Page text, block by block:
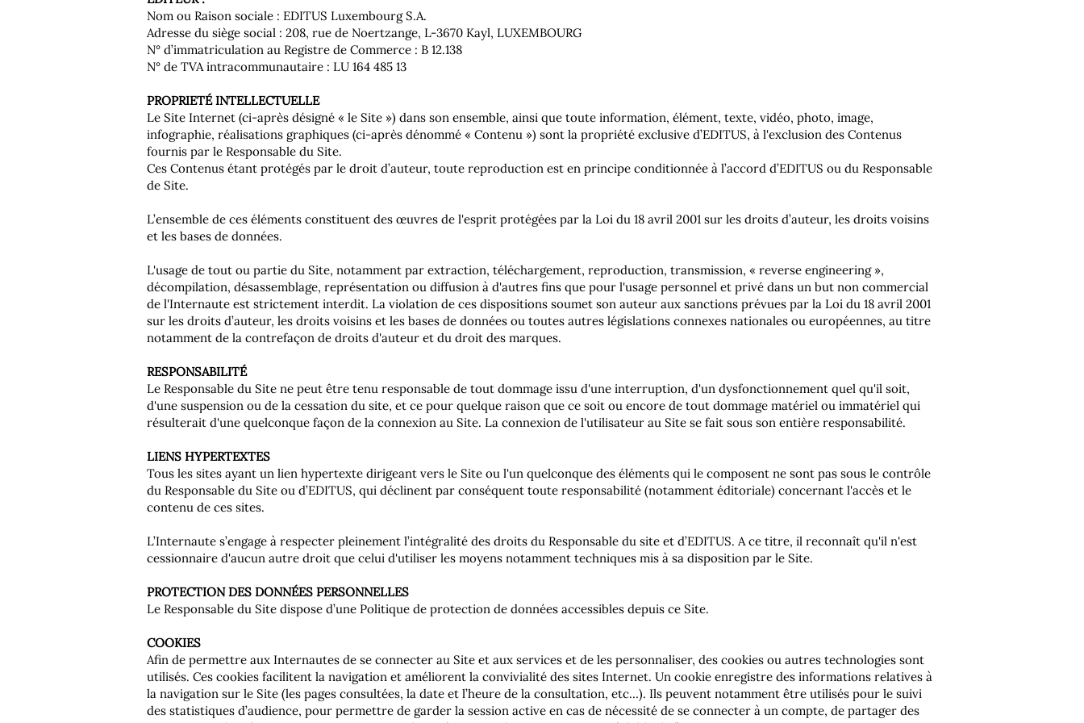
Nom ou Raison sociale : EDITUS Luxembourg S.A.
Adresse du siège social : 208, rue de Noertzange, L-3670 Kayl, LUXEMBOURG
N° d’immatriculation au Registre de Commerce : B 12.138
N° de TVA intracommunautaire : LU 164 485 13
PROPRIETÉ INTELLECTUELLE
Le Site Internet (ci-après désigné « le Site ») dans son ensemble, ainsi que toute information, élément, texte, vidéo, photo, image,
infographie, réalisations graphiques (ci-après dénommé « Contenu ») sont la propriété exclusive d’EDITUS, à l'exclusion des Contenus
fournis par le Responsable du Site.
Ces Contenus étant protégés par le droit d’auteur, toute reproduction est en principe conditionnée à l’accord d’EDITUS ou du Responsable
de Site.
L’ensemble de ces éléments constituent des œuvres de l'esprit protégées par la Loi du 18 avril 2001 sur les droits d’auteur, les droits voisins
et les bases de données.
L'usage de tout ou partie du Site, notamment par extraction, téléchargement, reproduction, transmission, « reverse engineering »,
décompilation, désassemblage, représentation ou diffusion à d'autres fins que pour l'usage personnel et privé dans un but non commercial
de l'Internaute est strictement interdit. La violation de ces dispositions soumet son auteur aux sanctions prévues par la Loi du 18 avril 2001
sur les droits d’auteur, les droits voisins et les bases de données ou toutes autres législations connexes nationales ou européennes, au titre
notamment de la contrefaçon de droits d'auteur et du droit des marques.
RESPONSABILITÉ
Le Responsable du Site ne peut être tenu responsable de tout dommage issu d'une interruption, d'un dysfonctionnement quel qu'il soit,
d'une suspension ou de la cessation du site, et ce pour quelque raison que ce soit ou encore de tout dommage matériel ou immatériel qui
résulterait d'une quelconque façon de la connexion au Site. La connexion de l'utilisateur au Site se fait sous son entière responsabilité.
LIENS HYPERTEXTES
Tous les sites ayant un lien hypertexte dirigeant vers le Site ou l'un quelconque des éléments qui le composent ne sont pas sous le contrôle
du Responsable du Site ou d’EDITUS, qui déclinent par conséquent toute responsabilité (notamment éditoriale) concernant l'accès et le
contenu de ces sites.
L’Internaute s’engage à respecter pleinement l’intégralité des droits du Responsable du site et d’EDITUS. A ce titre, il reconnaît qu'il n'est
cessionnaire d'aucun autre droit que celui d'utiliser les moyens notamment techniques mis à sa disposition par le Site.
PROTECTION DES DONNÉES PERSONNELLES
Le Responsable du Site dispose d’une Politique de protection de données accessibles depuis ce Site.
COOKIES
Afin de permettre aux Internautes de se connecter au Site et aux services et de les personnaliser, des cookies ou autres technologies sont
utilisés. Ces cookies facilitent la navigation et améliorent la convivialité des sites Internet. Un cookie enregistre des informations relatives à
la navigation sur le Site (les pages consultées, la date et l’heure de la consultation, etc…). Ils peuvent notamment être utilisés pour le suivi
des statistiques d’audience, pour permettre de garder la session active en cas de nécessité de se connecter à un compte, de partager des